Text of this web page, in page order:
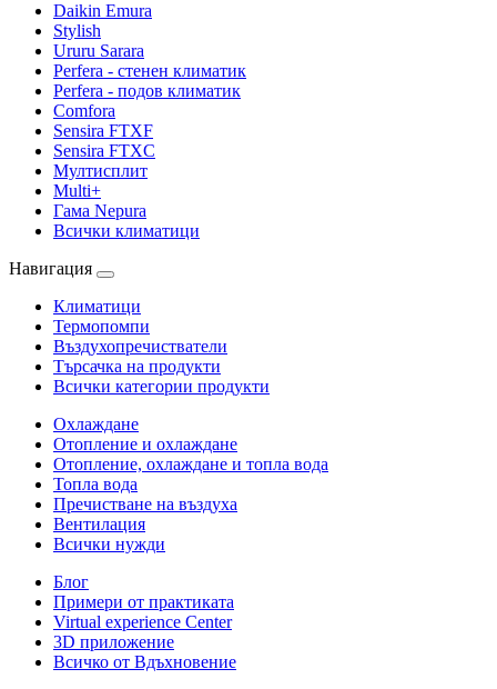
Daikin Emura
Stylish
Ururu Sarara
Perfera - стенен климатик
Perfera - подов климатик
Comfora
Sensira FTXF
Sensira FTXC
Мултисплит
Multi+
Гама Nepura
Всички климатици
Навигация
Климатици
Термопомпи
Въздухопречистватели
Търсачка на продукти
Всички категории продукти
Охлаждане
Отопление и охлаждане
Отопление, охлаждане и топла вода
Топла вода
Пречистване на въздуха
Вентилация
Всички нужди
Блог
Примери от практиката
Virtual experience Center
3D приложение
Всичко от Вдъхновение